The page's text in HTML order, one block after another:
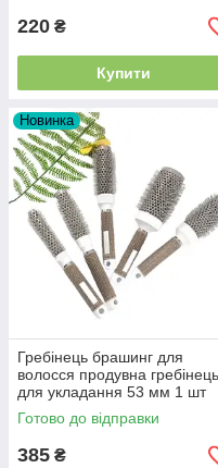
220 ₴
Купити
Новинка
Гребінець брашинг для
волосся продувна гребінець
для укладання 53 мм 1 шт
(алюміній-нейлон-кераміка)
Готово до відправки
385 ₴